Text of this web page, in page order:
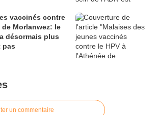
vaccinés contre
de Morlanwez: le
désormais plus
pas
un commentaire